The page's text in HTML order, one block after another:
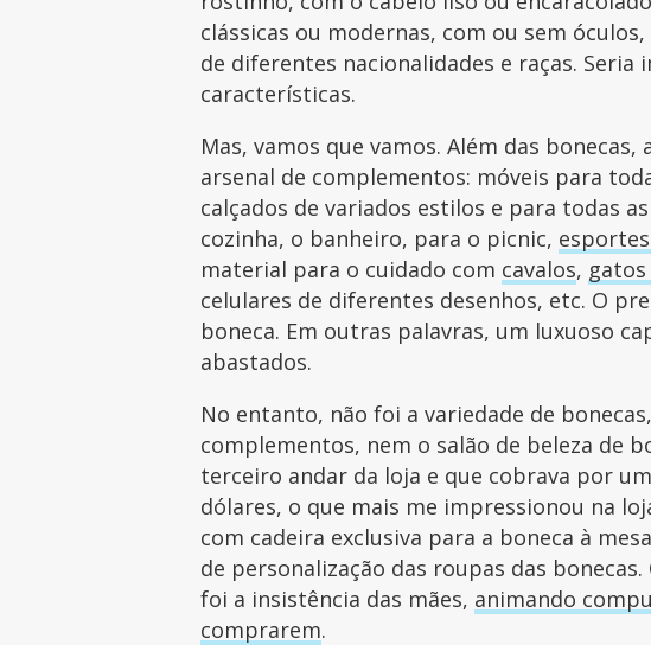
clássicas ou modernas, com ou sem
de diferentes nacionalidades e raças.
características.
Mas, vamos que vamos. Além das
arsenal de complementos: móveis para
calçados de variados estilos e para todas
cozinha, o banheiro, para o picnic,
material para o cuidado com cavalos,
celulares de diferentes desenhos, etc. O
boneca. Em outras palavras, um luxuoso
abastados.
No entanto, não foi a variedade de
complementos, nem o salão de beleza de
terceiro andar da loja e que cobrava por
dólares, o que mais me impressionou na
com cadeira exclusiva para a boneca à
de personalização das roupas das
foi a insistência das mães, animando
comprarem.